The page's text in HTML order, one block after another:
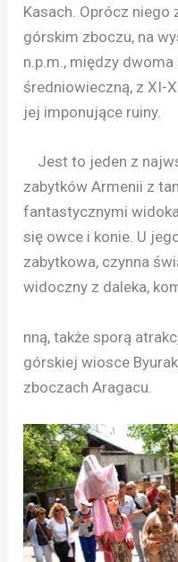
Kasach. Oprócz
górskim zboczu, na
n.p.m., między
średniowieczną, z XI-
jej imponujące ruiny.
Jest to jeden z
zabytków Armenii z
fantastycznymi
się owce i konie. U
zabytkowa, czynna
widoczny z daleka,
nną, także sporą
górskiej wiosce
zboczach Aragacu.